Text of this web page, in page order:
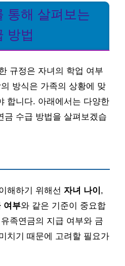
통해 살펴보는
방법
규정은 자녀의 학업 여부
방식은 가족의 상황에 맞
합니다. 아래에서는 다양한
금 수급 방법을 살펴보겠습
해하기 위해선 자녀 나이 ,
여부와 같은 기준이 중요합
족연금의 지급 여부와 금
치기 때문에 고려할 필요가